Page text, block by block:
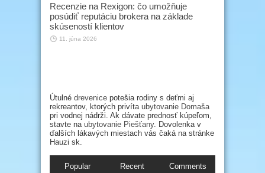
Recenzie na Rexigon: čo umožňuje
posúdiť reputáciu brokera na základe
skúseností klientov
11. júna 2026
Útulné drevenice potešia rodiny s deťmi aj
rekreantov, ktorých privíta ubytovanie Domaša
pri vodnej nádrži. Ak dávate prednosť kúpeľom,
stavte na ubytovanie Piešťany. Dovolenka v
ďalších lákavých miestach vás čaká na stránke
Hauzi sk.
Popular Recent Comments